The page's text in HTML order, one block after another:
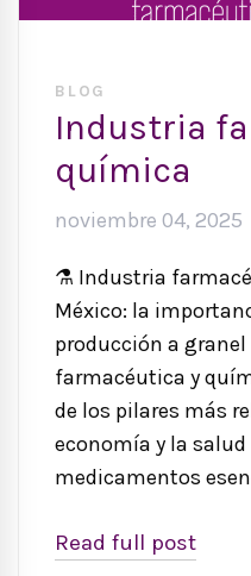
BLOG
Industria
química
noviembre 04, 2025
⚗️ Industria
México: la
producción a
farmacéutica y
de los pilares más
economía y la salud
medicamentos
Read full post